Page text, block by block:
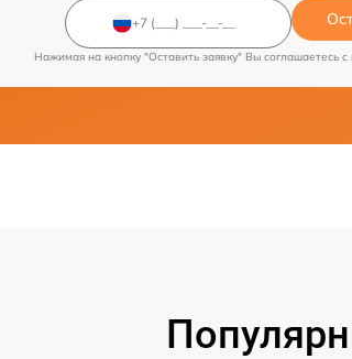
Нажимая на кнопку "Оставить заявку" Вы соглашаетесь c